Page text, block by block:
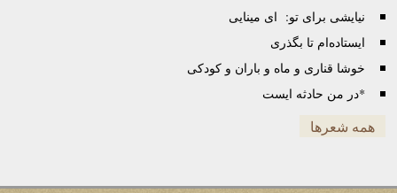
نیایشی برای تو: ای مینایی
ایستاده‌ام تا بگذری
خوشا قناری و ماه و باران و کودکی
*در من حادثه ایست
همه شعرها